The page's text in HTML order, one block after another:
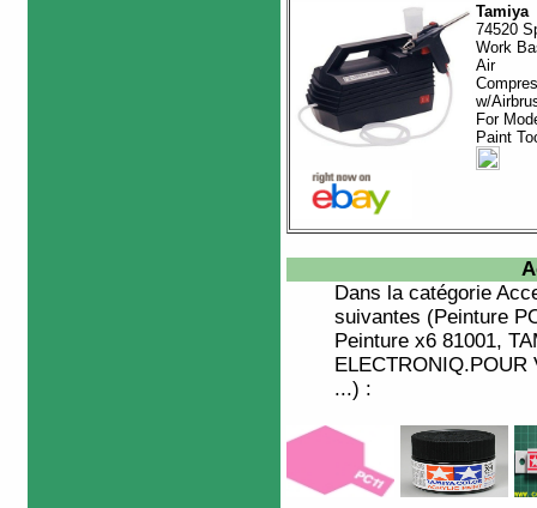
Tamiya
74520
Work
Air
w/
For
Paint
Dans la catégorie
suivantes (Peinture
Peinture x6 81001,
ELECTRONIQ.POUR
...) :